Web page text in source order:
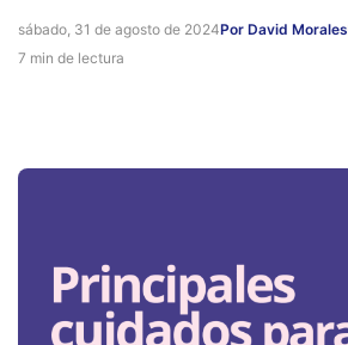
sábado, 31 de agosto de 2024Por David Morales
7 min de lectura